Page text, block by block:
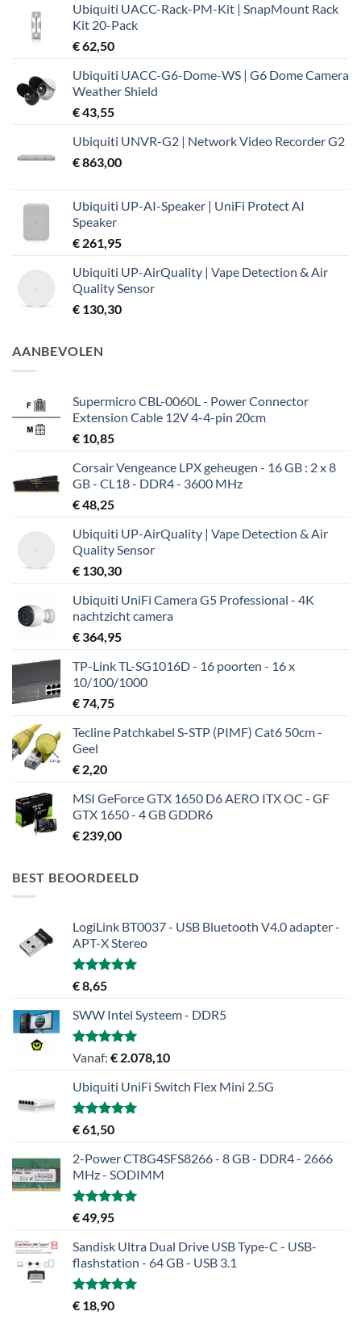
was:
€ 37,99.
is:
Ubiquiti UACC-Rack-PM-Kit | SnapMount Rack
Kit 20-Pack
€62,50
Ubiquiti UACC-G6-Dome-WS | G6 Dome Camera
Weather Shield
€43,55
Ubiquiti UNVR-G2 | Network Video Recorder G2
€863,00
Ubiquiti UP-AI-Speaker | UniFi Protect AI
Speaker
€ 261,95
Ubiquiti UP-AirQuality | Vape Detection & Air
Quality Sensor
€ 130,30
AANBEVOLEN
Supermicro CBL-0060L - Power Connector
Extension Cable 12V 4-4-pin 20cm
€ 10,85
Corsair Vengeance LPX geheugen - 16 GB : 2 x 8
GB - CL18 - DDR4 - 3600 MHz
€48,25
Ubiquiti UP-AirQuality | Vape Detection & Air
Quality Sensor
€ 130,30
Ubiquiti UniFi Camera G5 Professional - 4K
nachtzicht camera
€ 364,95
TP-Link TL-SG1016D - 16 poorten - 16 x
10/100/1000
€74,75
Tecline Patchkabel S-STP (PIMF) Cat6 50cm -
Geel
€ 2,20
MSI GeForce GTX 1650 D6 AERO ITX OC - GF
GTX 1650 - 4 GB GDDR6
€ 239,00
BEST BEOORDEELD
LogiLink BT0037 - USB Bluetooth V4.0 adapter -
APT-X Stereo
Gewaardeerd
5.00
€8,65
SWW Intel Systeem - DDR5
Gewaardeerd
Vanaf: € 2.078,10
Ubiquiti UniFi Switch Flex Mini 2.5G
Gewaardeerd
uit 5
€61,50
2-Power CT8G4SFS8266 - 8 GB - DDR4 - 2666
MHz - SODIMM
Gewaardeerd
uit 5
€49,95
Sandisk Ultra Dual Drive USB Type-C - USB-
flashstation - 64 GB - USB 3.1
Gewaardeerd
uit 5
€ 18,90